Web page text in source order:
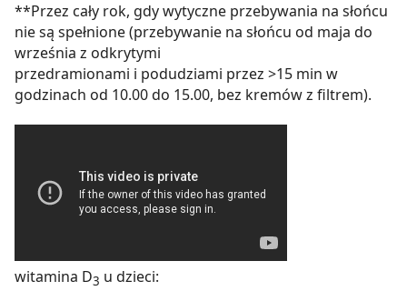
**Przez cały rok, gdy wytyczne przebywania na słońcu
nie są spełnione (przebywanie na słońcu od maja do
września z odkrytymi
przedramionami i podudziami przez >15 min w
godzinach od 10.00 do 15.00, bez kremów z filtrem).
witamina D3 u dzieci: